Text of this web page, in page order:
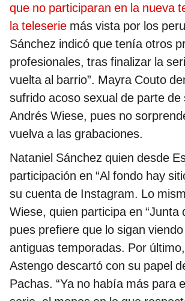
que no participaran en la nueva
la teleserie más vista por los
Sánchez indicó que tenía otros
profesionales, tras finalizar la
vuelta al barrio”. Mayra Couto
sufrido acoso sexual de parte
Andrés Wiese, pues no
vuelva a las grabaciones.
Nataniel Sánchez quien desde
participación en “Al fondo hay
su cuenta de Instagram. Lo
Wiese, quien participa en “Junta
pues prefiere que lo sigan
antiguas temporadas. Por
Astengo descartó con su papel
Pachas. “Ya no había más para